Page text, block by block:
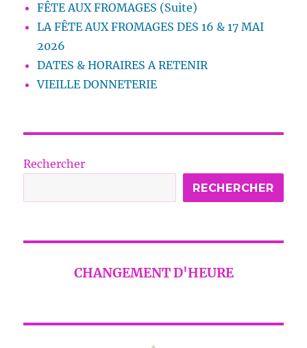
FÊTE AUX FROMAGES (Suite)
LA FÊTE AUX FROMAGES DES 16 & 17 MAI
2026
DATES & HORAIRES A RETENIR
VIEILLE DONNETERIE
Rechercher
RECHERCHER
CHANGEMENT D'HEURE